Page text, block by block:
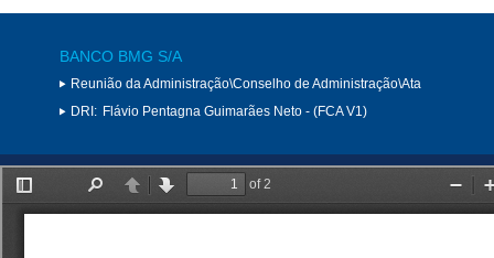
BANCO BMG S/A
Reunião da Administração\Conselho de Administração\Ata
DRI: Flávio Pentagna Guimarães Neto - (FCA V1)